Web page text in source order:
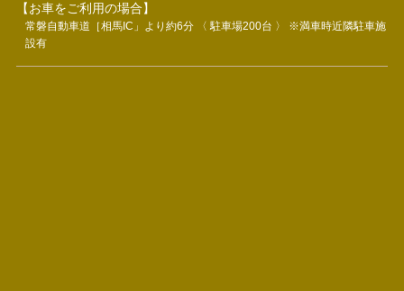
【お車をご利用の場合】
常磐自動車道［相馬IC」より約6分 〈 駐車場200台 〉 ※満車時近隣駐車施
設有